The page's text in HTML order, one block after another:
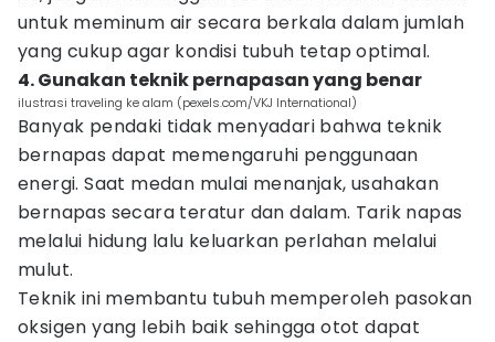
untuk meminum air secara berkala dalam jumlah
yang cukup agar kondisi tubuh tetap optimal.
4. Gunakan teknik pernapasan yang benar
ilustrasi traveling ke alam (pexels.com/VKJ International)
Banyak pendaki tidak menyadari bahwa teknik
bernapas dapat memengaruhi penggunaan
energi. Saat medan mulai menanjak, usahakan
bernapas secara teratur dan dalam. Tarik napas
melalui hidung lalu keluarkan perlahan melalui
mulut.
Teknik ini membantu tubuh memperoleh pasokan
oksigen yang lebih baik sehingga otot dapat